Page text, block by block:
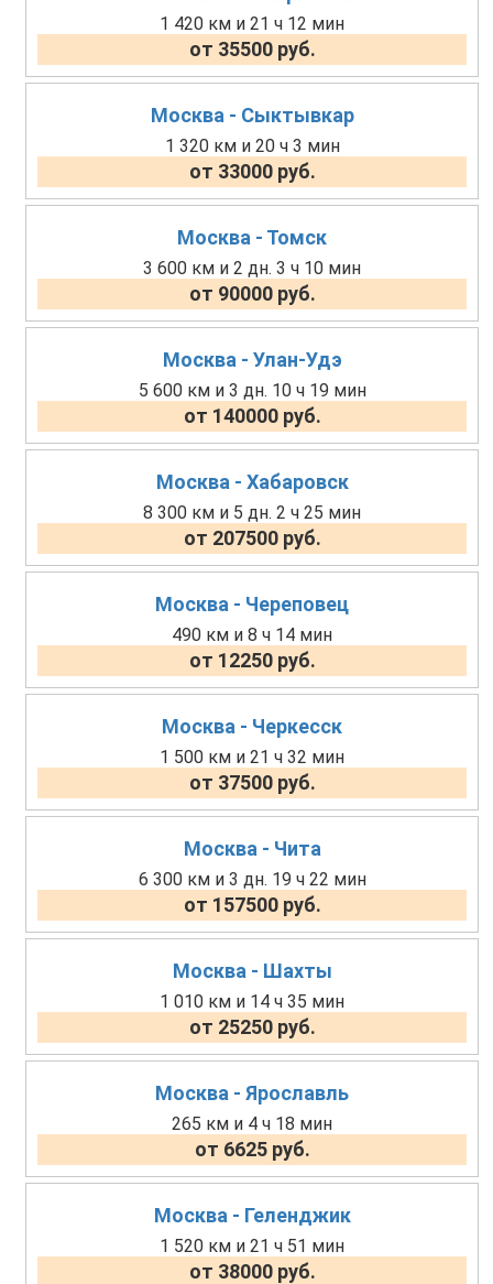
1 420 км и 21 ч 12 мин
от 35500 руб.
Москва - Сыктывкар
1 320 км и 20 ч 3 мин
от 33000 руб.
Москва - Томск
3 600 км и 2 дн. 3 ч 10 мин
от 90000 руб.
Москва - Улан-Удэ
5 600 км и 3 дн. 10 ч 19 мин
от 140000 руб.
Москва - Хабаровск
8 300 км и 5 дн. 2 ч 25 мин
от 207500 руб.
Москва - Череповец
490 км и 8 ч 14 мин
от 12250 руб.
Москва - Черкесск
1 500 км и 21 ч 32 мин
от 37500 руб.
Москва - Чита
6 300 км и 3 дн. 19 ч 22 мин
от 157500 руб.
Москва - Шахты
1 010 км и 14 ч 35 мин
от 25250 руб.
Москва - Ярославль
265 км и 4 ч 18 мин
от 6625 руб.
Москва - Геленджик
1 520 км и 21 ч 51 мин
от 38000 руб.